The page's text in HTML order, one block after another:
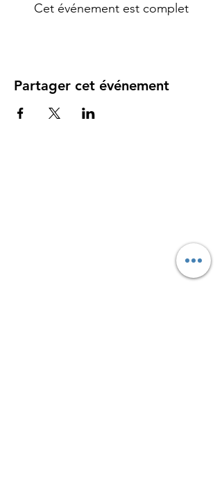
Cet événement est complet
Partager cet événement